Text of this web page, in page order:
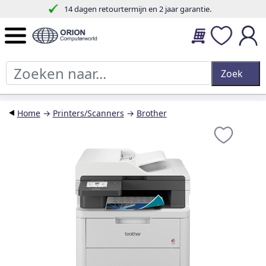
14 dagen retourtermijn en 2 jaar garantie.
Home→ Printers/Scanners → Brother